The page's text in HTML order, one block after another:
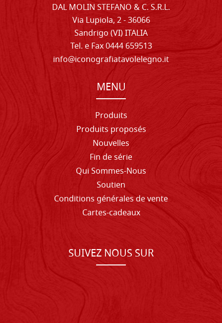
DAL MOLIN STEFANO & C. S.R.L.
Via Lupiola, 2 - 36066
Sandrigo (VI) ITALIA
Tel. e Fax 0444 659513
info@iconografiatavolelegno.it
MENU
Produits
Produits proposés
Nouvelles
Fin de série
Qui Sommes-Nous
Soutien
Conditions générales de vente
Cartes-cadeaux
SUIVEZ NOUS SUR